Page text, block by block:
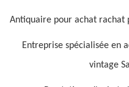
Antiquaire pour achat rachat
Entreprise spécialisée en
vintage